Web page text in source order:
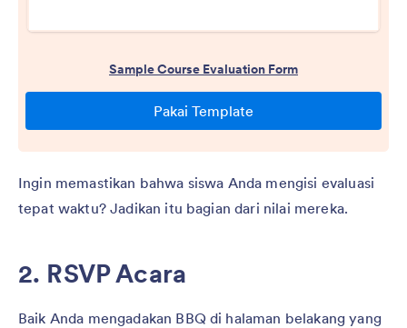
Ingin memastikan bahwa siswa Anda mengisi evaluasi
tepat waktu? Jadikan itu bagian dari nilai mereka.
2. RSVP Acara
Baik Anda mengadakan BBQ di halaman belakang yang